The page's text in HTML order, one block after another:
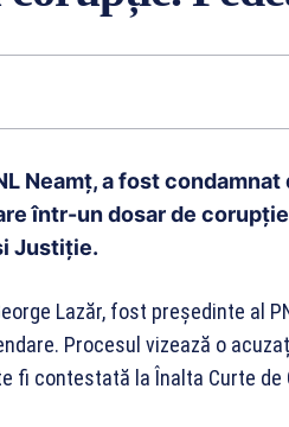
Neamț, a fost
într-un dosar de
Justiție.
Lazăr, fost președinte al
Procesul vizează o
fi contestată la Înalta Curte